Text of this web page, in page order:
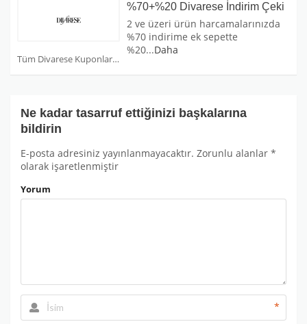
Tüm Divarese Kuponları
%70+%20 Divarese İndirim Çeki
2 ve üzeri ürün harcamalarınızda
%70 indirime ek sepette
%20...Daha
Ne kadar tasarruf ettiğinizi başkalarına
bildirin
E-posta adresiniz yayınlanmayacaktır. Zorunlu alanlar *
olarak işaretlenmiştir
Yorum
*